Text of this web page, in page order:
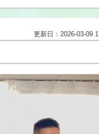
更新日：2026-03-09